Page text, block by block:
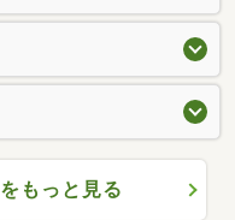
もっと見る